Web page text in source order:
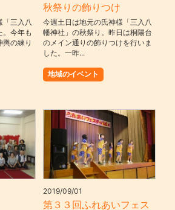
「三入八
。今年も
の練り
秋祭りの飾りつけ
今週土日は地元の氏神様「三入八
幡神社」の秋祭り。昨日は桐陽台
のメイン通りの飾りつけを行いま
した。一昨...
地域のイベント
2019/09/01
第３３回ふれあいフェス